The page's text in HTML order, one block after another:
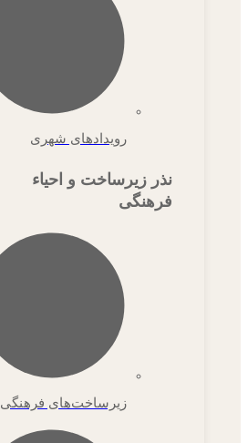
رویدادهای شهری
نذر زیرساخت و احیاء
فرهنگی
زیرساخت‌های فرهنگی